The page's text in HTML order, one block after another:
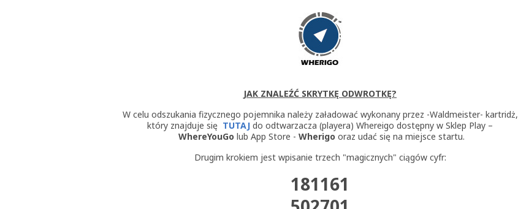
JAK ZNALEŹĆ SKRYTKĘ ODWROTKĘ?
W celu odszukania fizycznego pojemnika należy załadować wykonany przez -Waldmeister- kartridż,
który znajduje się TUTAJ do odtwarzacza (playera) Whereigo dostępny w Sklep Play –
WhereYouGo lub App Store - Wherigo oraz udać się na miejsce startu.
Drugim krokiem jest wpisanie trzech "magicznych" ciągów cyfr:
181161